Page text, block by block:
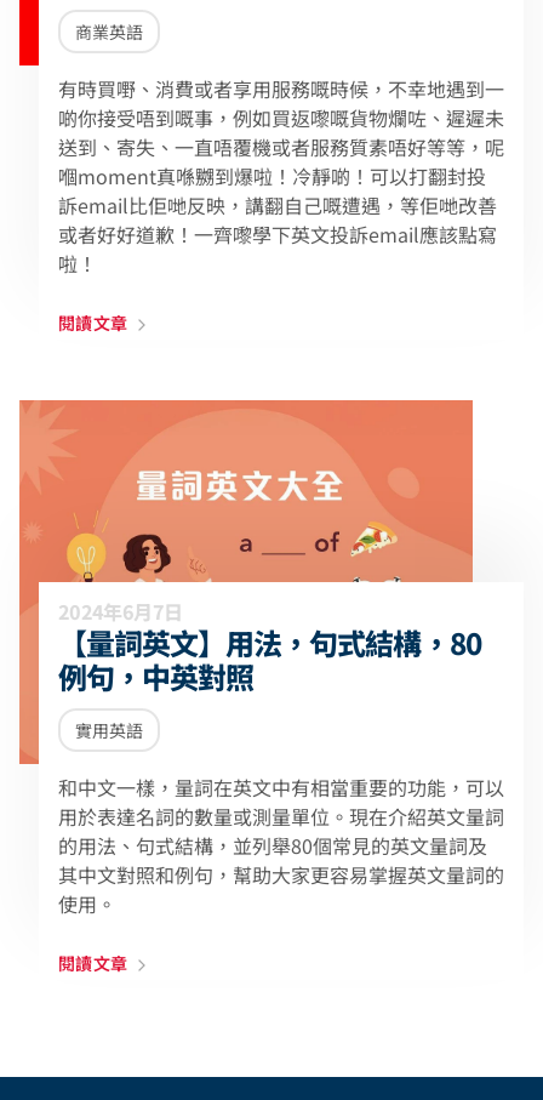
商業英語
有時買嘢、消費或者享用服務嘅時候，不幸地遇到一
啲你接受唔到嘅事，例如買返嚟嘅貨物爛咗、遲遲未
送到、寄失、一直唔覆機或者服務質素唔好等等，呢
嗰moment真喺嬲到爆啦！冷靜啲！可以打翻封投
訴email比佢哋反映，講翻自己嘅遭遇，等佢哋改善
或者好好道歉！一齊嚟學下英文投訴email應該點寫
啦！
閱讀文章
2024年6月7日
【量詞英文】用法，句式結構，80
例句，中英對照
實用英語
和中文一樣，量詞在英文中有相當重要的功能，可以
用於表達名詞的數量或測量單位。現在介紹英文量詞
的用法、句式結構，並列舉80個常見的英文量詞及
其中文對照和例句，幫助大家更容易掌握英文量詞的
使用。
閱讀文章